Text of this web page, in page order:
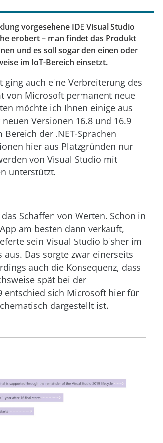
vorgesehene IDE Visual Studio
erobert – man findet das Produkt
und es soll sogar den einen oder
im IoT-Bereich einsetzt.
auch eine Verbreiterung des
von Microsoft permanent neue
möchte ich Ihnen einige aus
Versionen 16.8 und 16.9
der .NET-Sprachen
hier aus Platzgründen nur
von Visual Studio mit
unterstützt.
Schaffen von Werten. Schon in
am besten dann verkauft,
sein Visual Studio bisher im
Das sorgte zwar einerseits
auch die Konsequenz, dass
spät bei der
entschied sich Microsoft hier für
dargestellt ist.